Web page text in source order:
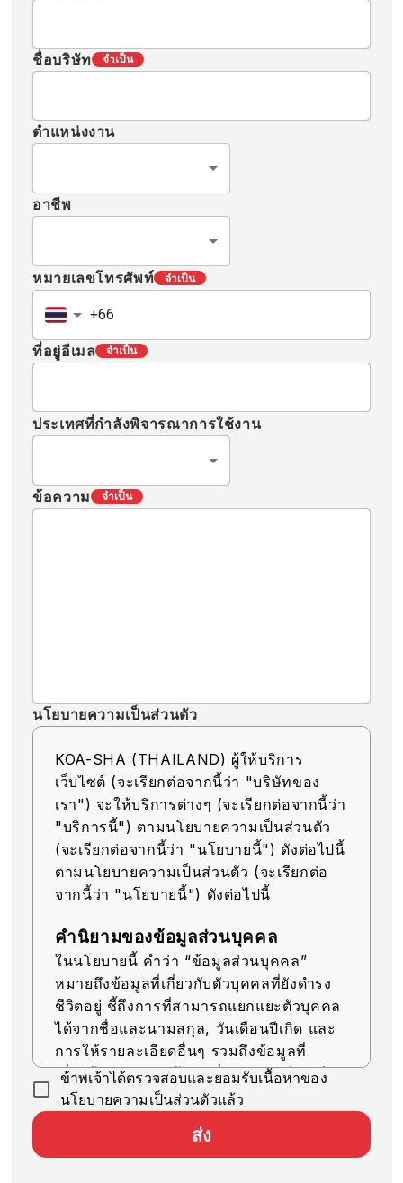
ชื่อบริษัท จำเป็น
ตำแหน่งงาน
อาชีพ
หมายเลขโทรศัพท์ จำเป็น
ที่อยู่อีเมล จำเป็น
ประเทศที่กำลังพิจารณาการใช้งาน
ข้อความ จำเป็น
นโยบายความเป็นส่วนตัว
KOA-SHA (THAILAND) ผู้ให้บริการ
เว็บไซต์ (จะเรียกต่อจากนี้ว่า "บริษัทของ
เรา") จะให้บริการต่างๆ (จะเรียกต่อจากนี้ว่า
"บริการนี้") ตามนโยบายความเป็นส่วนตัว
(จะเรียกต่อจากนี้ว่า "นโยบายนี้") ดังต่อไปนี้
ตามนโยบายความเป็นส่วนตัว (จะเรียกต่อ
จากนี้ว่า "นโยบายนี้") ดังต่อไปนี้
คำนิยามของข้อมูลส่วนบุคคล
ในนโยบายนี้ คำว่า “ข้อมูลส่วนบุคคล”
หมายถึงข้อมูลที่เกี่ยวกับตัวบุคคลที่ยังดำรง
ชีวิตอยู่ ชี้ถึงการที่สามารถแยกแยะตัวบุคคล
ได้จากชื่อและนามสกุล, วันเดือนปีเกิด และ
การให้รายละเอียดอื่นๆ รวมถึงข้อมูลที่
เกี่ยวข้อง (รวมถึงข้อมูลที่สามารถเทียบเคียง
กับข้อมูลอื่นๆ ได้ง่าย ซึ่งจะช่วยให้สามารถ
การรับข้อมูลส่วนบุคคล
ข้าพเจ้าได้ตรวจสอบและยอมรับเนื้อหาของ
นโยบายความเป็นส่วนตัวแล้ว
ส่ง